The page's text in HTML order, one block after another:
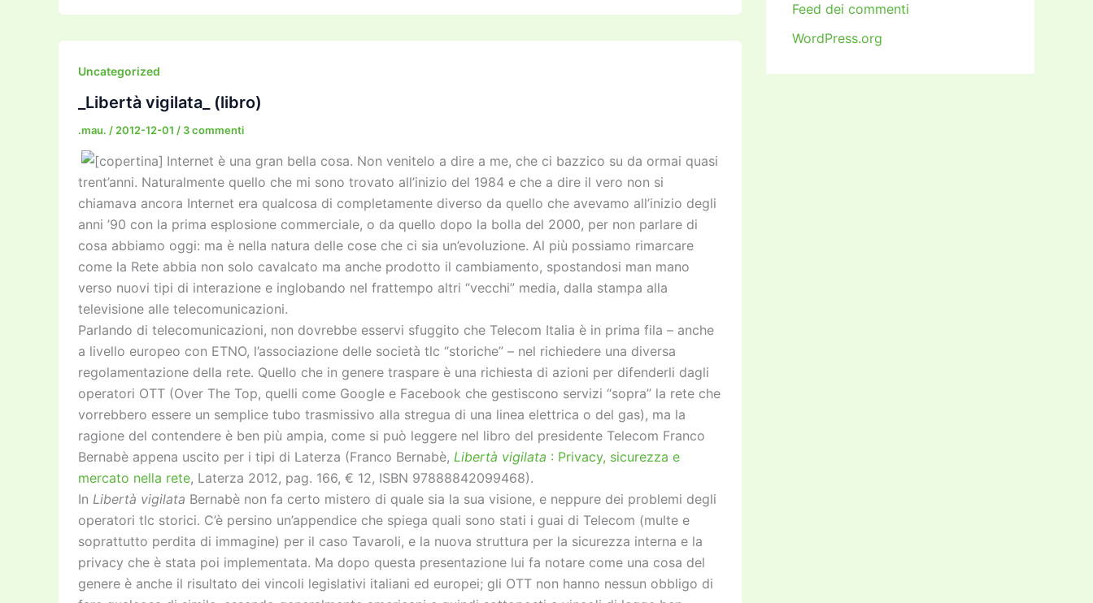
c
e
b
o
o
itt
er
ai
l
ai
l
st
o
o
n
e
gr
p
y
k
e
n
di
Uncategorized
_Libertà vigilata_ (libro)
.mau. / 2012-12-01 / 3 commenti
Internet è una gran bella cosa. Non venitelo a dire a me, che ci bazzico su da ormai quasi
trent’anni. Naturalmente quello che mi sono trovato all’inizio del 1984 e che a dire il vero non si
chiamava ancora Internet era qualcosa di completamente diverso da quello che avevamo all’inizio degli
anni ’90 con la prima esplosione commerciale, o da quello dopo la bolla del 2000, per non parlare di
cosa abbiamo oggi: ma è nella natura delle cose che ci sia un’evoluzione. Al più possiamo rimarcare
come la Rete abbia non solo cavalcato ma anche prodotto il cambiamento, spostandosi man mano
verso nuovi tipi di interazione e inglobando nel frattempo altri “vecchi” media, dalla stampa alla
televisione alle telecomunicazioni.
Parlando di telecomunicazioni, non dovrebbe esservi sfuggito che Telecom Italia è in prima fila – anche
a livello europeo con ETNO, l’associazione delle società tlc “storiche” – nel richiedere una diversa
regolamentazione della rete. Quello che in genere traspare è una richiesta di azioni per difenderli dagli
operatori OTT (Over The Top, quelli come Google e Facebook che gestiscono servizi “sopra” la rete che
vorrebbero essere un semplice tubo trasmissivo alla stregua di una linea elettrica o del gas), ma la
ragione del contendere è ben più ampia, come si può leggere nel libro del presidente Telecom Franco
Bernabè appena uscito per i tipi di Laterza (Franco Bernabè, Libertà vigilata : Privacy, sicurezza e
mercato nella rete, Laterza 2012, pag. 166, € 12, ISBN 97888842099468).
In Libertà vigilata Bernabè non fa certo mistero di quale sia la sua visione, e neppure dei problemi degli
operatori tlc storici. C’è persino un’appendice che spiega quali sono stati i guai di Telecom (multe e
soprattutto perdita di immagine) per il caso Tavaroli, e la nuova struttura per la sicurezza interna e la
privacy che è stata poi implementata. Ma dopo questa presentazione lui fa notare come una cosa del
genere è anche il risultato dei vincoli legislativi italiani ed europei; gli OTT non hanno nessun obbligo di
Feed dei commenti
WordPress.org